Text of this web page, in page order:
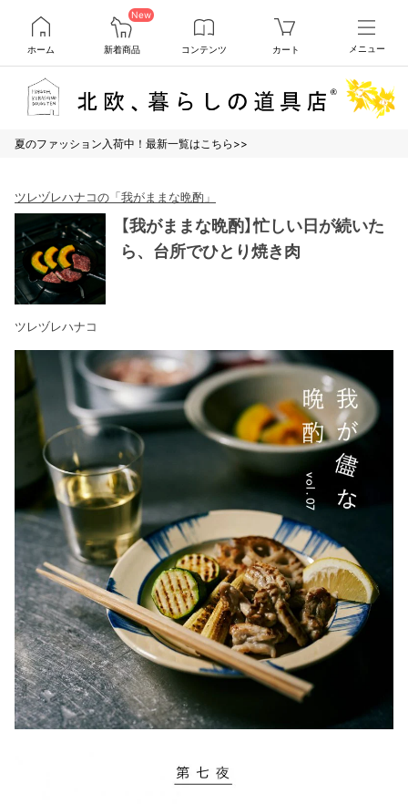
ホーム
New
新着商品 コンテンツ カート メニュー
夏のファッション入荷中！最新一覧はこちら>>
ツレヅレハナコの「我がままな晩酌」
【我がままな晩酌】忙しい日が続いた
ら、台所でひとり焼き肉
ツレヅレハナコ